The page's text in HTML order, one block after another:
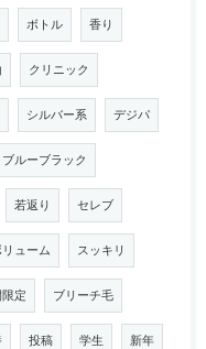
ボトル 香り
クリニック
シルバー系 デジパ
ブルーブラック
若返り セレブ
ューム スッキリ
定 ブリーチ毛
投稿 学生 新年